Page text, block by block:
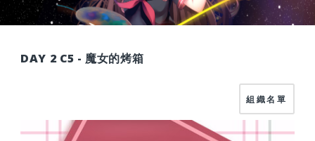
DAY 2 C5 - 魔女的烤箱
組織名單